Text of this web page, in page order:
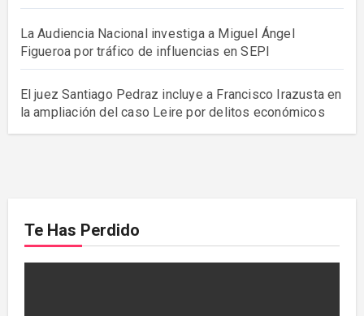
La Audiencia Nacional investiga a Miguel Ángel
Figueroa por tráfico de influencias en SEPI
El juez Santiago Pedraz incluye a Francisco Irazusta en
la ampliación del caso Leire por delitos económicos
Te Has Perdido